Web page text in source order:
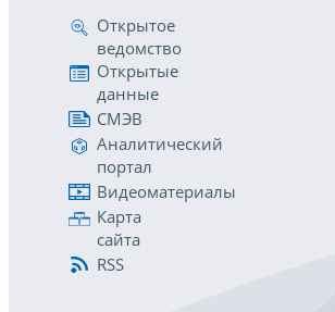
Открытое
ведомство
Открытые
данные
СМЭВ
Аналитический
портал
Видеоматериалы
Карта
сайта
RSS